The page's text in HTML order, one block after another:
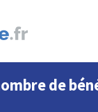
de